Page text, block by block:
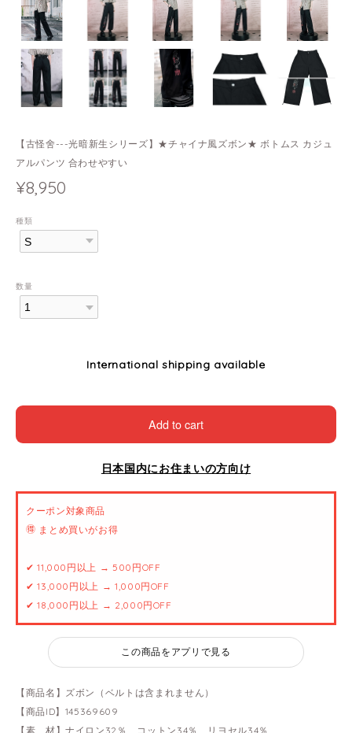
【古怪舍---光暗新生シリーズ】★チャイナ風ズボン★ ボトムス カジュ
アルパンツ 合わせやすい
¥8,950
種類
数量
International shipping available
Add to cart
日本国内にお住まいの方向け
クーポン対象商品
🉐 まとめ買いがお得
✔ 11,000円以上 → 500円OFF
✔ 13,000円以上 → 1,000円OFF
✔ 18,000円以上 → 2,000円OFF
この商品をアプリで見る
【商品名】ズボン（ベルトは含まれません）
【商品ID】145369609
【素 材】ナイロン32％、コットン34％、リヨセル34％